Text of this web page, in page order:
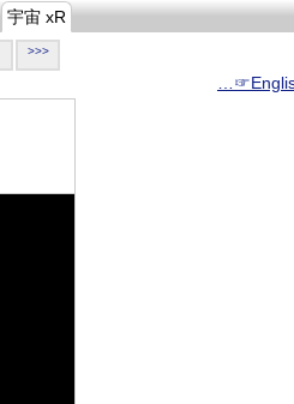
宇宙 xR
>>>